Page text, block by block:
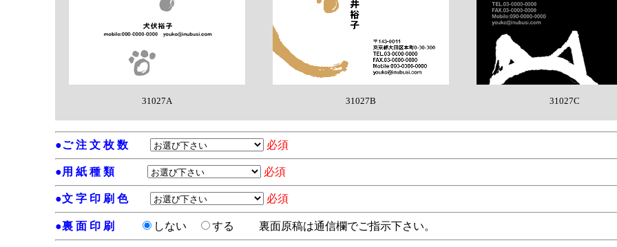
31027A 31027B 31027C
●ご 注 文 枚 数 必須
●用 紙 種 類 必須
●文 字 印 刷 色 必須
●裏 面 印 刷 しない する 裏面原稿は通信欄でご指示下さい。